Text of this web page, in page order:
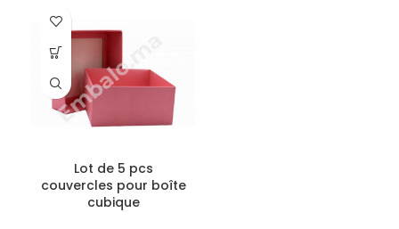
Lot de 5 pcs
couvercles pour boîte
cubique